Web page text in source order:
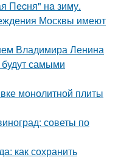
Пecня" нa зиму.
Москвы имеют
Владимира Ленина
будут самыми
монолитной плиты
советы по
как сохранить